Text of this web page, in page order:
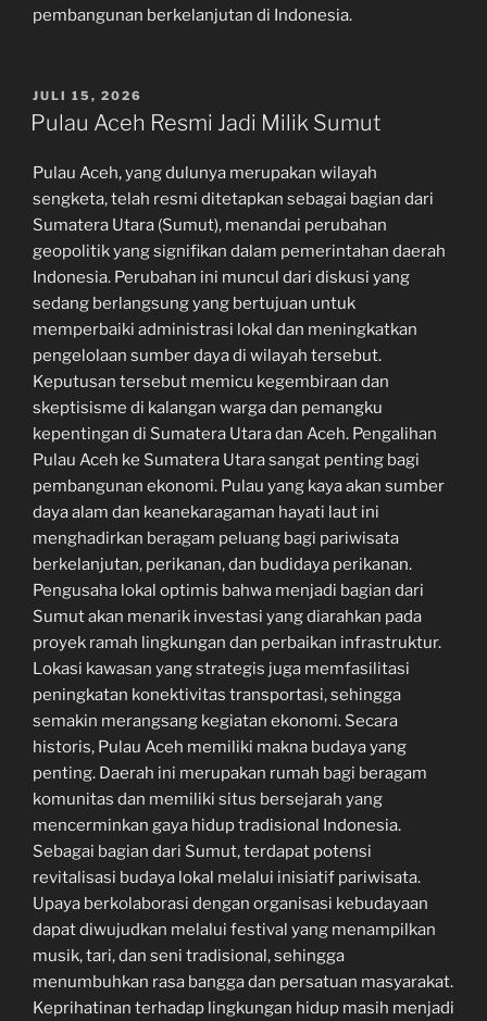
pembangunan berkelanjutan di Indonesia.
POSTED
ON
JULI 15, 2026
Pulau Aceh Resmi Jadi Milik Sumut
Pulau Aceh, yang dulunya merupakan wilayah
sengketa, telah resmi ditetapkan sebagai bagian dari
Sumatera Utara (Sumut), menandai perubahan
geopolitik yang signifikan dalam pemerintahan daerah
Indonesia. Perubahan ini muncul dari diskusi yang
sedang berlangsung yang bertujuan untuk
memperbaiki administrasi lokal dan meningkatkan
pengelolaan sumber daya di wilayah tersebut.
Keputusan tersebut memicu kegembiraan dan
skeptisisme di kalangan warga dan pemangku
kepentingan di Sumatera Utara dan Aceh. Pengalihan
Pulau Aceh ke Sumatera Utara sangat penting bagi
pembangunan ekonomi. Pulau yang kaya akan sumber
daya alam dan keanekaragaman hayati laut ini
menghadirkan beragam peluang bagi pariwisata
berkelanjutan, perikanan, dan budidaya perikanan.
Pengusaha lokal optimis bahwa menjadi bagian dari
Sumut akan menarik investasi yang diarahkan pada
proyek ramah lingkungan dan perbaikan infrastruktur.
Lokasi kawasan yang strategis juga memfasilitasi
peningkatan konektivitas transportasi, sehingga
semakin merangsang kegiatan ekonomi. Secara
historis, Pulau Aceh memiliki makna budaya yang
penting. Daerah ini merupakan rumah bagi beragam
komunitas dan memiliki situs bersejarah yang
mencerminkan gaya hidup tradisional Indonesia.
Sebagai bagian dari Sumut, terdapat potensi
revitalisasi budaya lokal melalui inisiatif pariwisata.
Upaya berkolaborasi dengan organisasi kebudayaan
dapat diwujudkan melalui festival yang menampilkan
musik, tari, dan seni tradisional, sehingga
menumbuhkan rasa bangga dan persatuan masyarakat.
Keprihatinan terhadap lingkungan hidup masih menjadi